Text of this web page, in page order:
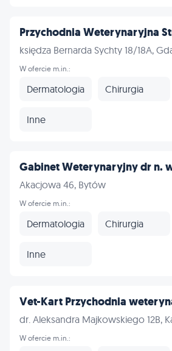
Przychodnia Weterynaryjna
księdza Bernarda Sychty 18/18A,
W ofercie m.in.:
Dermatologia Chirurgia
Inne
Gabinet Weterynaryjny dr n.
Akacjowa 46, Bytów
W ofercie m.in.:
Dermatologia Chirurgia
Inne
Vet-Kart Przychodnia
dr. Aleksandra Majkowskiego 12B,
W ofercie m.in.: